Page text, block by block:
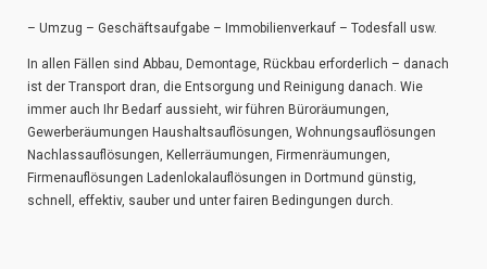
– Umzug – Geschäftsaufgabe – Immobilienverkauf – Todesfall usw.
In allen Fällen sind Abbau, Demontage, Rückbau erforderlich – danach
ist der Transport dran, die Entsorgung und Reinigung danach. Wie
immer auch Ihr Bedarf aussieht, wir führen Büroräumungen,
Gewerberäumungen Haushaltsauflösungen, Wohnungsauflösungen
Nachlassauflösungen, Kellerräumungen, Firmenräumungen,
Firmenauflösungen Ladenlokalauflösungen in Dortmund günstig,
schnell, effektiv, sauber und unter fairen Bedingungen durch.